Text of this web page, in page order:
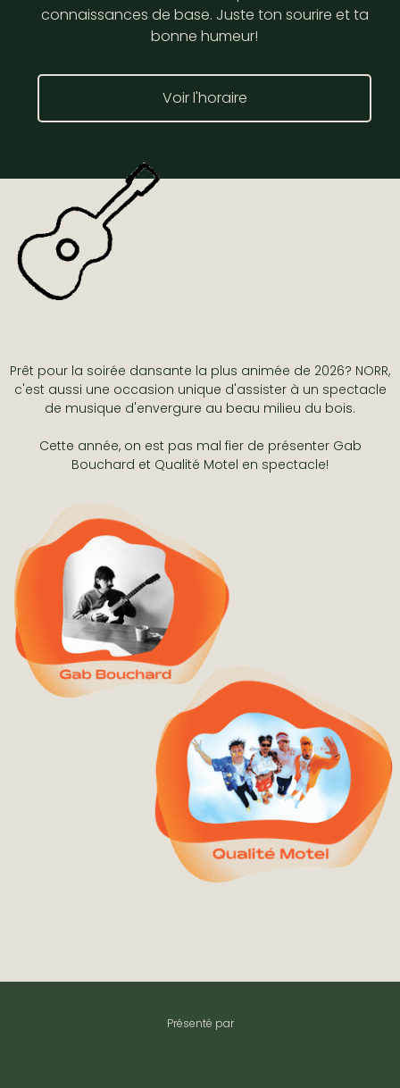
connaissances de base. Juste ton sourire et ta
bonne humeur!
Voir l'horaire
Prêt pour la soirée dansante la plus animée de 2026? NORR,
c'est aussi une occasion unique d'assister à un spectacle
de musique d'envergure au beau milieu du bois.
Cette année, on est pas mal fier de présenter Gab
Bouchard et Qualité Motel en spectacle!
Présenté par